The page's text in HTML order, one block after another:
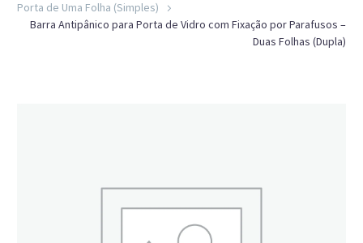
Porta de Uma Folha (Simples)
Barra Antipânico para Porta de Vidro com Fixação por Parafusos –
Duas Folhas (Dupla)